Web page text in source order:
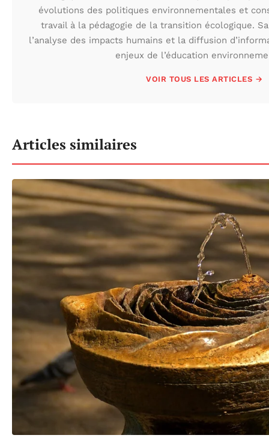
évolutions des politiques environnementales et
travail à la pédagogie de la transition écologique.
l’analyse des impacts humains et la diffusion
enjeux de l’éducation
VOIR TOUS LES ARTICLES →
Articles similaires